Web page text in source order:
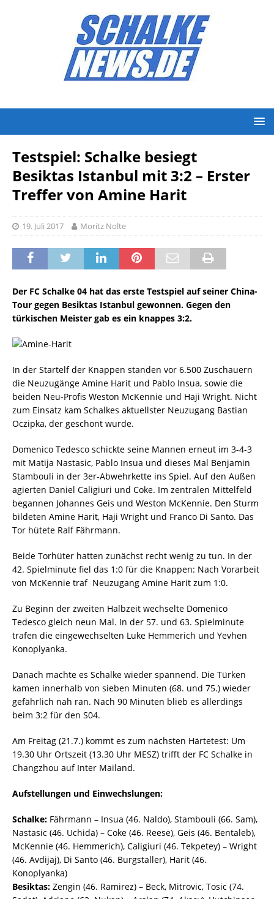
Testspiel: Schalke besiegt
Besiktas Istanbul mit 3:2 – Erster
Treffer von Amine Harit
19. Juli 2017 Moritz Nolte
Der FC Schalke 04 hat das erste Testspiel auf seiner China-
Tour gegen Besiktas Istanbul gewonnen. Gegen den
türkischen Meister gab es ein knappes 3:2.
In der Startelf der Knappen standen vor 6.500 Zuschauern
die Neuzugänge Amine Harit und Pablo Insua, sowie die
beiden Neu-Profis Weston McKennie und Haji Wright. Nicht
zum Einsatz kam Schalkes aktuellster Neuzugang Bastian
Oczipka, der geschont wurde.
Domenico Tedesco schickte seine Mannen erneut im 3-4-3
mit Matija Nastasic, Pablo Insua und dieses Mal Benjamin
Stambouli in der 3er-Abwehrkette ins Spiel. Auf den Außen
agierten Daniel Caligiuri und Coke. Im zentralen Mittelfeld
begannen Johannes Geis und Weston McKennie. Den Sturm
bildeten Amine Harit, Haji Wright und Franco Di Santo. Das
Tor hütete Ralf Fährmann.
Beide Torhüter hatten zunächst recht wenig zu tun. In der
42. Spielminute fiel das 1:0 für die Knappen: Nach Vorarbeit
von McKennie traf Neuzugang Amine Harit zum 1:0.
Zu Beginn der zweiten Halbzeit wechselte Domenico
Tedesco gleich neun Mal. In der 57. und 63. Spielminute
trafen die eingewechselten Luke Hemmerich und Yevhen
Konoplyanka.
Danach machte es Schalke wieder spannend. Die Türken
kamen innerhalb von sieben Minuten (68. und 75.) wieder
gefährlich nah ran. Nach 90 Minuten blieb es allerdings
beim 3:2 für den S04.
Am Freitag (21.7.) kommt es zum nächsten Härtetest: Um
19.30 Uhr Ortszeit (13.30 Uhr MESZ) trifft der FC Schalke in
Changzhou auf Inter Mailand.
Aufstellungen und Einwechslungen:
Schalke: Fährmann – Insua (46. Naldo), Stambouli (66. Sam),
Nastasic (46. Uchida) – Coke (46. Reese), Geis (46. Bentaleb),
McKennie (46. Hemmerich), Caligiuri (46. Tekpetey) – Wright
(46. Avdijaj), Di Santo (46. Burgstaller), Harit (46.
Konoplyanka)
Besiktas: Zengin (46. Ramirez) – Beck, Mitrovic, Tosic (74.